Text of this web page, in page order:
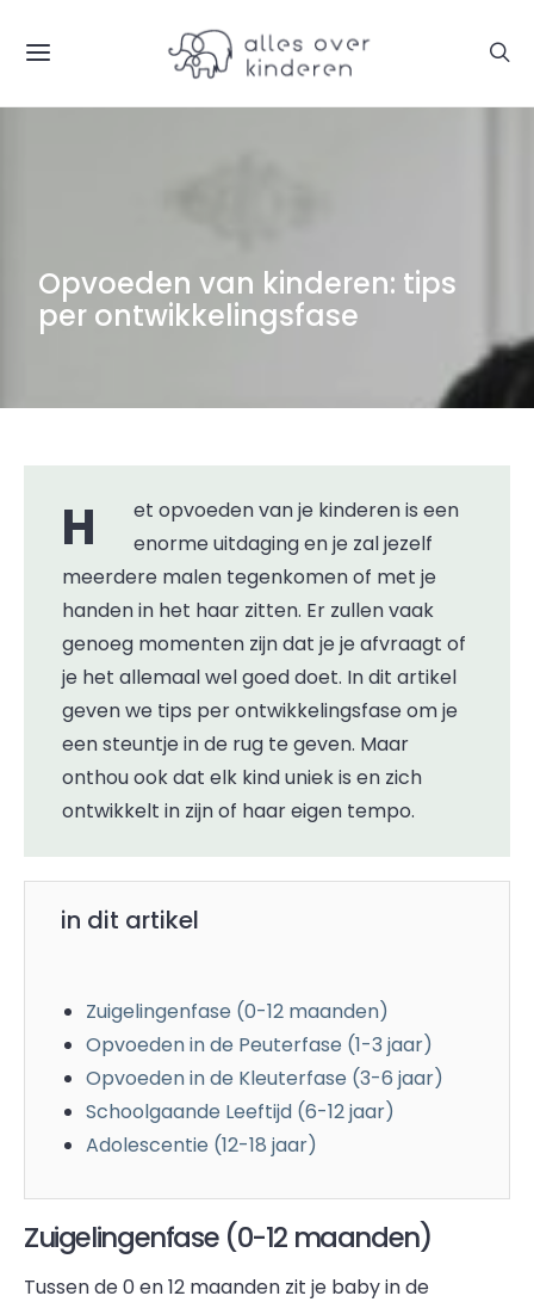
Opvoeden van kinderen: tips
per ontwikkelingsfase
Het opvoeden van je kinderen is een
enorme uitdaging en je zal jezelf
meerdere malen tegenkomen of met je
handen in het haar zitten. Er zullen vaak
genoeg momenten zijn dat je je afvraagt of
je het allemaal wel goed doet. In dit artikel
geven we tips per ontwikkelingsfase om je
een steuntje in de rug te geven. Maar
onthou ook dat elk kind uniek is en zich
ontwikkelt in zijn of haar eigen tempo.
in dit artikel
Zuigelingenfase (0-12 maanden)
Opvoeden in de Peuterfase (1-3 jaar)
Opvoeden in de Kleuterfase (3-6 jaar)
Schoolgaande Leeftijd (6-12 jaar)
Adolescentie (12-18 jaar)
Zuigelingenfase (0-12 maanden)
Tussen de 0 en 12 maanden zit je baby in de